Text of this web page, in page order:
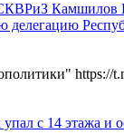
Камшилов
делегацию
https://
с 14 этажа и